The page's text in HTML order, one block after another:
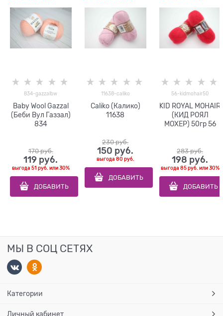
834-gazzalbw
Baby Wool Gazzal
(Беби Вул Газзал)
834
170 руб.
119 руб.
выгода 51 руб. или30%
ДОБАВИТЬ
11638-caliko
Caliko (Калико)
11638
230 руб.
150 руб.
выгода 80 руб.
ДОБАВИТЬ
56-kidmohair50
KID ROYAL MOHAIR
(КИД РОЯЛ
МОХЕР) 50гр 56
283 руб.
198 руб.
выгода 85 руб. или30%
ДОБАВИТЬ
МЫ В СОЦ СЕТЯХ
Категории
Личный кабинет